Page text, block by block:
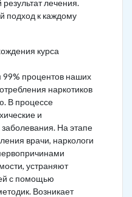
лечения.
подход к каждому
курса
процентов наших
наркотиков
В процессе
и
На этапе
врачи, наркологи
устраняют
с помощью
Возникает